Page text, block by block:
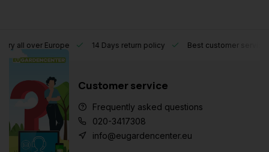
Europe 14 Days return policy Best customer service
Customer service
Frequently asked questions
020-3417308
info@eugardencenter.eu